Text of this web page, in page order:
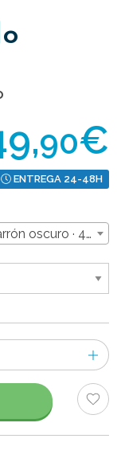
90€
ENTREGA 24-48H
oscuro ·